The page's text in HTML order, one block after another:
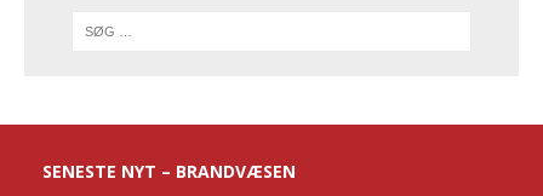
SENESTE NYT – BRANDVÆSEN